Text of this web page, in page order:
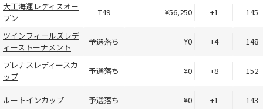
大王海運レディスオー
プン
T49 ¥56,250 +1 145
ツインフィールズレデ
ィーストーナメント
予選落ち ¥0 +4 148
プレナスレディースカ
ップ
予選落ち ¥0 +8 152
ルートインカップ 予選落ち ¥0 +1 143